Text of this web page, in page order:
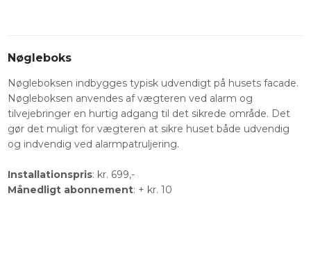
Nøgleboks
Nøgleboksen indbygges typisk udvendigt på husets facade.
Nøgleboksen anvendes af vægteren ved alarm og
tilvejebringer en hurtig adgang til det sikrede område. Det
gør det muligt for vægteren at sikre huset både udvendig
og indvendig ved alarmpatruljering.
Installationspris: kr. 699,-
Månedligt abonnement: + kr. 10